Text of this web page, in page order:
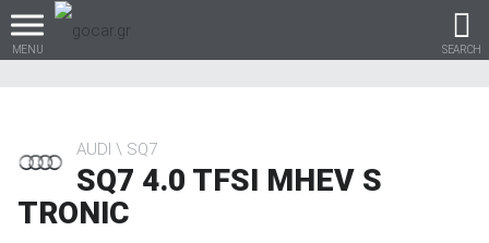
MENU SEARCH
Βρες τα πάντα για το
AUDI SQ7
SQ7 4.0 TFSI MHEV S
TRONIC